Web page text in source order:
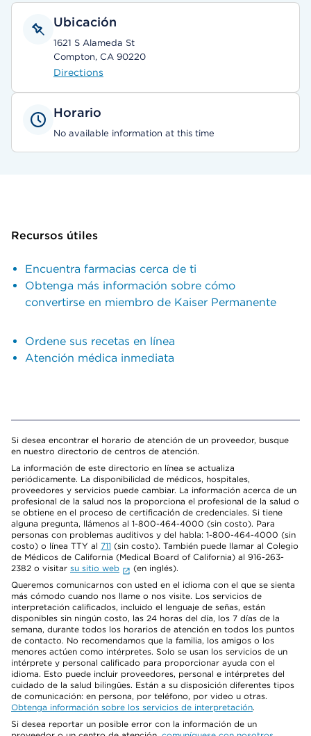
Ubicación
1621 S Alameda St
Compton, CA 90220
Directions
Horario
No available information at this time
Recursos útiles
Encuentra farmacias cerca de ti
Obtenga más información sobre cómo
convertirse en miembro de Kaiser Permanente
Ordene sus recetas en línea
Atención médica inmediata
Si desea encontrar el horario de atención de un proveedor, busque
en nuestro directorio de centros de atención.
La información de este directorio en línea se actualiza
periódicamente. La disponibilidad de médicos, hospitales,
proveedores y servicios puede cambiar. La información acerca de un
profesional de la salud nos la proporciona el profesional de la salud o
se obtiene en el proceso de certificación de credenciales. Si tiene
alguna pregunta, llámenos al 1-800-464-4000 (sin costo). Para
personas con problemas auditivos y del habla: 1-800-464-4000 (sin
costo) o línea TTY al 711 (sin costo). También puede llamar al Colegio
de Médicos de California (Medical Board of California) al 916-263-
2382 o visitar su sitio web
(en inglés).
Queremos comunicarnos con usted en el idioma con el que se sienta
más cómodo cuando nos llame o nos visite. Los servicios de
interpretación calificados, incluido el lenguaje de señas, están
disponibles sin ningún costo, las 24 horas del día, los 7 días de la
semana, durante todos los horarios de atención en todos los puntos
de contacto. No recomendamos que la familia, los amigos o los
menores actúen como intérpretes. Solo se usan los servicios de un
intérprete y personal calificado para proporcionar ayuda con el
idioma. Esto puede incluir proveedores, personal e intérpretes del
cuidado de la salud bilingües. Están a su disposición diferentes tipos
de comunicación: en persona, por teléfono, por video u otras.
Obtenga información sobre los servicios de interpretación.
Si desea reportar un posible error con la información de un